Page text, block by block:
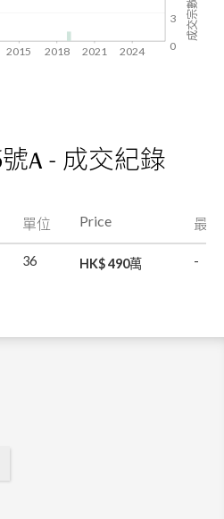
3
0
2015 2018 2021 2024
成交宗數
A - 成交紀錄
單位 Price 最
36 HK$ 490萬 -